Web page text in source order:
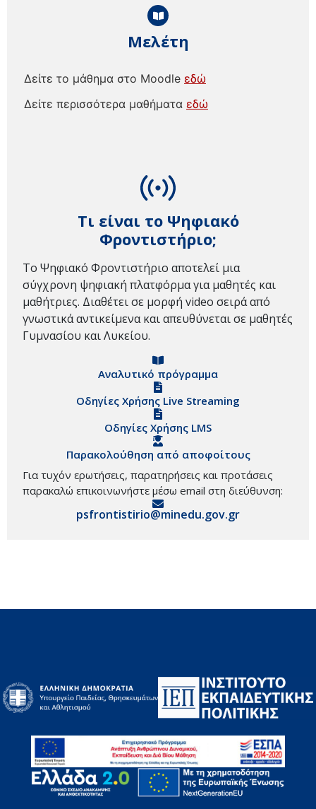
Τι είναι το Ψηφιακό
Φροντιστήριο;
Το Ψηφιακό Φροντιστήριο αποτελεί μια
σύγχρονη ψηφιακή πλατφόρμα για μαθητές και
μαθήτριες. Διαθέτει σε μορφή video σειρά από
γνωστικά αντικείμενα και απευθύνεται σε μαθητές
Γυμνασίου και Λυκείου.
Αναλυτικό πρόγραμμα
Οδηγίες Χρήσης Live Streaming
Οδηγίες Χρήσης LMS
Παρακολούθηση από αποφοίτους
Για τυχόν ερωτήσεις, παρατηρήσεις και προτάσεις
παρακαλώ επικοινωνήστε μέσω email στη διεύθυνση:
psfrontistirio@minedu.gov.gr
Μελέτη
Δείτε το μάθημα στο Moodle εδώ
Δείτε περισσότερα μαθήματα εδώ